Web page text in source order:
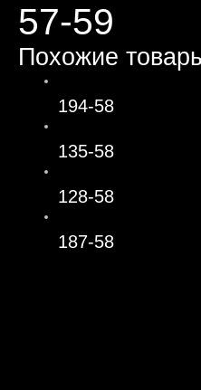
57-59
Похожие
194-58
135-58
128-58
187-58